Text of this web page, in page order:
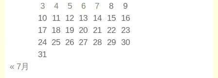
3
4 5 6 7 8
9
10 11 12 13 14 15
16
17 18 19 20 21 22
23
24 25 26 27 28 29 30
31
« 7月